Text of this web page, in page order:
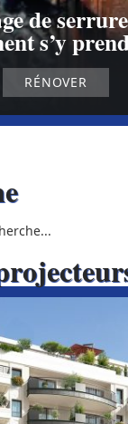
de
s’y
RÉNOVER